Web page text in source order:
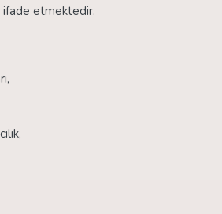
ifade etmektedir.